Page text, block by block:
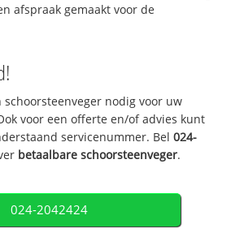
afspraak gemaakt voor de
nodig voor uw
voor een offerte en/of advies kunt
servicenummer. Bel024-
betaalbare schoorsteenveger.
024-2042424